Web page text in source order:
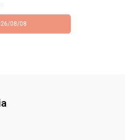
08/08